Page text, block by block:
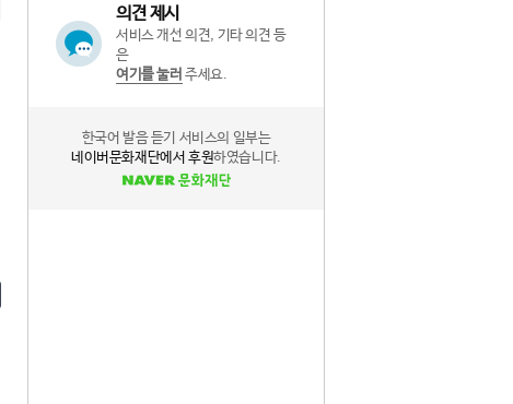
의견 제시
서비스 개선 의견, 기타 의견 등
은
여기를 눌러 주세요.
한국어 발음 듣기 서비스의 일부는
네이버문화재단에서 후원하였습니다.